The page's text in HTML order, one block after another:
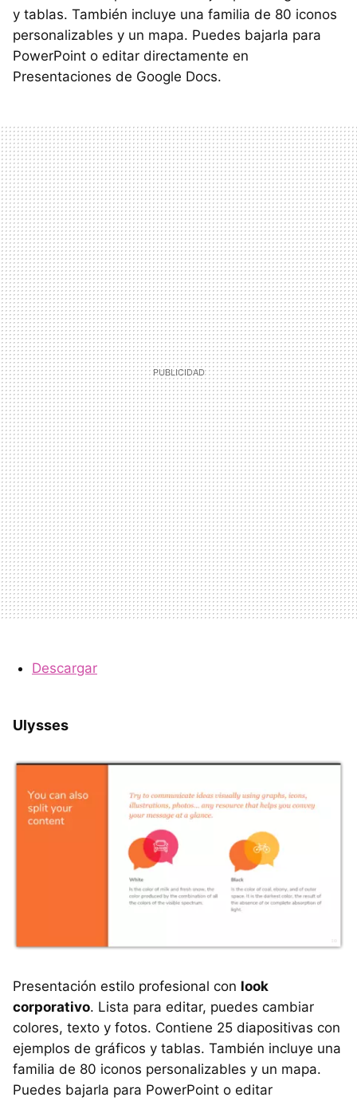
y tablas. También incluye una familia de 80 iconos
personalizables y un mapa. Puedes bajarla para
PowerPoint o editar directamente en
Presentaciones de Google Docs.
Descargar
Ulysses
Presentación estilo profesional con look
corporativo. Lista para editar, puedes cambiar
colores, texto y fotos. Contiene 25 diapositivas con
ejemplos de gráficos y tablas. También incluye una
familia de 80 iconos personalizables y un mapa.
Puedes bajarla para PowerPoint o editar